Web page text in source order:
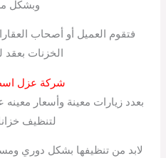
وبشكل
فتقوم العميل أو أصحاب
الخزنات بعقد
شركة عزل
بعدد زيارات معينة وأسعار
لتنظيف
لابد من تنظيفها بشكل دوري